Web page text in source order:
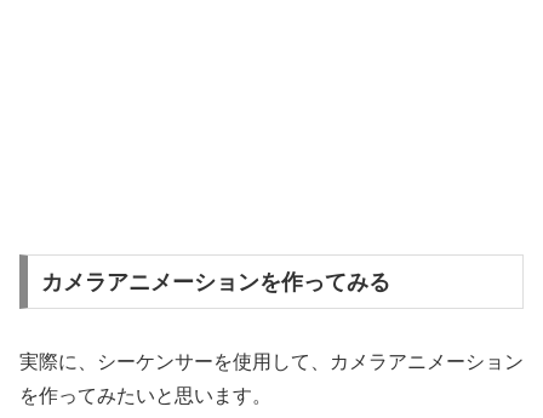
カメラアニメーションを作ってみる
実際に、シーケンサーを使用して、カメラアニメーション
を作ってみたいと思います。